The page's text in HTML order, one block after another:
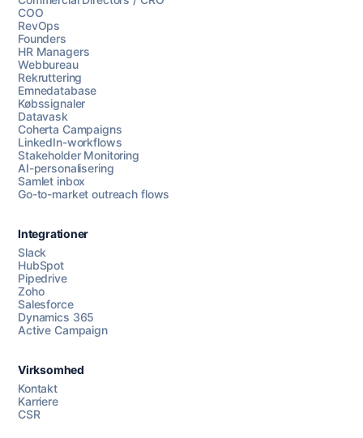
Chat med os
AI Campaign Assist
COO
RevOps
Founders
HR Managers
Webbureau
Rekruttering
Emnedatabase
Købssignaler
Datavask
Coherta Campaigns
LinkedIn-workflows
Stakeholder Monitoring
AI-personalisering
Samlet inbox
Go-to-market outreach flows
Integrationer
Slack
HubSpot
Pipedrive
Zoho
Salesforce
Dynamics 365
Active Campaign
Virksomhed
Kontakt
Karriere
CSR